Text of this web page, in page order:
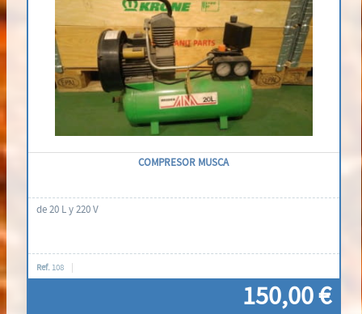
Contáctenos
COMPRESOR MUSCA
de 20 L y 220 V
Ref. 108
150,00 €